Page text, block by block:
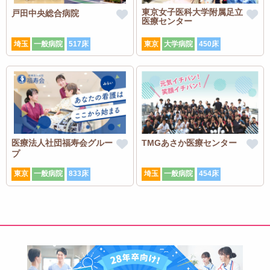
戸田中央総合病院
埼玉 一般病院 517床
東京女子医科大学附属足立
医療センター
東京 大学病院 450床
医療法人社団福寿会グルー
プ
東京 一般病院 833床
TMGあさか医療センター
埼玉 一般病院 454床